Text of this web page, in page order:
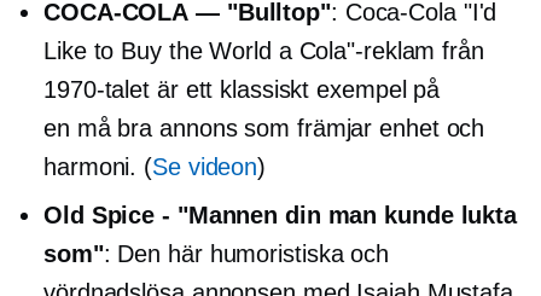
COCA-COLA — "Bulltop": Coca-Cola"I'd
Like to Buy the World a Cola"-reklam från
1970-talet är ett klassiskt exempel på
en må bra annons som främjar enhet och
harmoni. (Se videon)
Old Spice - "Mannen din man kunde lukta
som": Den här humoristiska och